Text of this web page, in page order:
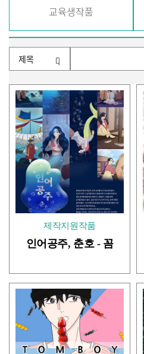
교육생작품
검색조건
제작지원작품
인어공주, 춘호 - 꼼